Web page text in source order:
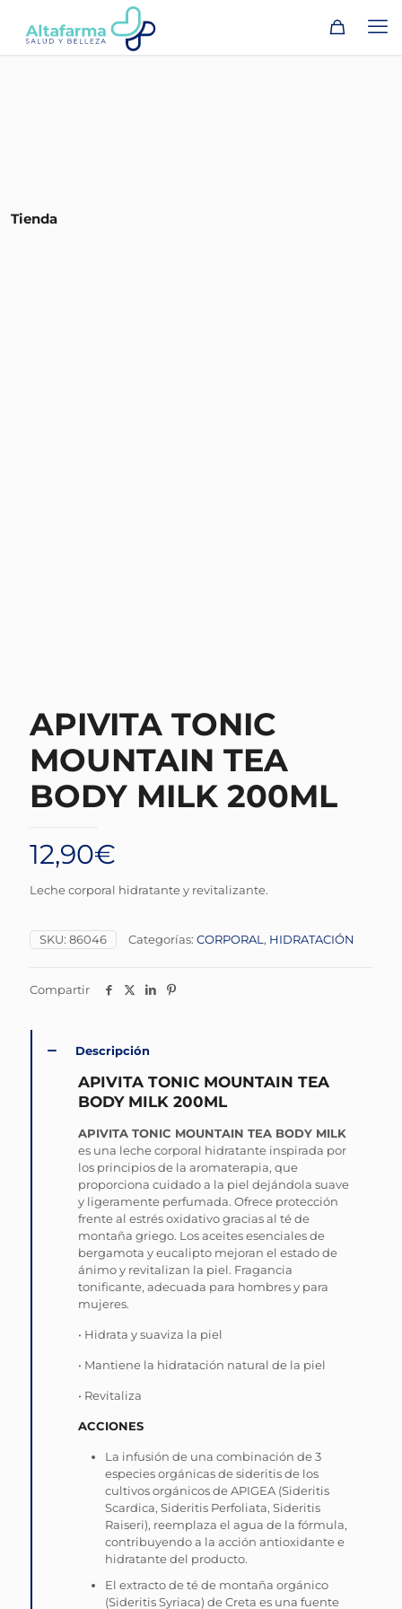
Tienda
APIVITA TONIC
MOUNTAIN TEA
BODY MILK 200ML
12,90€
Leche corporal hidratante y revitalizante.
SKU: 86046 Categorías: CORPORAL , HIDRATACIÓN
Compartir
Descripción
APIVITA TONIC MOUNTAIN TEA
BODY MILK 200ML
APIVITA TONIC MOUNTAIN TEA BODY MILK
es una leche corporal hidratante inspirada por
los principios de la aromaterapia, que
proporciona cuidado a la piel dejándola suave
y ligeramente perfumada. Ofrece protección
frente al estrés oxidativo gracias al té de
montaña griego. Los aceites esenciales de
bergamota y eucalipto mejoran el estado de
ánimo y revitalizan la piel. Fragancia
tonificante, adecuada para hombres y para
mujeres.
• Hidrata y suaviza la piel
• Mantiene la hidratación natural de la piel
• Revitaliza
ACCIONES
La infusión de una combinación de 3
especies orgánicas de sideritis de los
cultivos orgánicos de APIGEA (Sideritis
Scardica, Sideritis Perfoliata, Sideritis
Raiseri), reemplaza el agua de la fórmula,
contribuyendo a la acción antioxidante e
hidratante del producto.
El extracto de té de montaña orgánico
(Sideritis Syriaca) de Creta es una fuente